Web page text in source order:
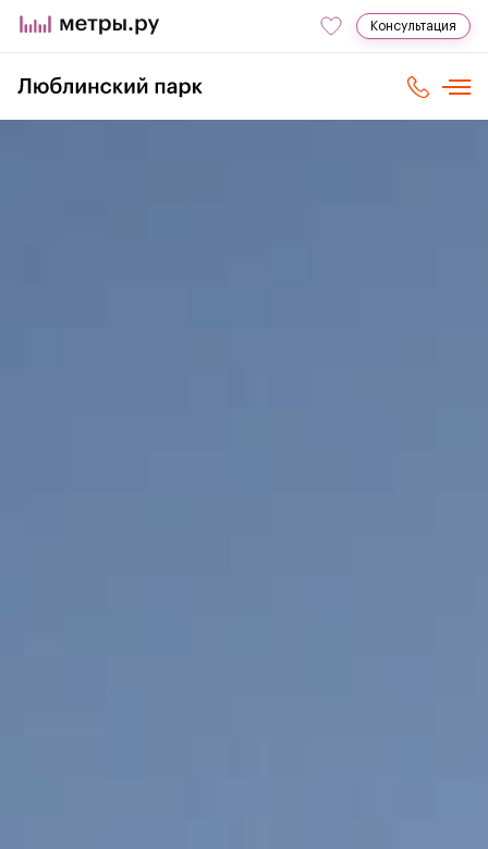
Консультация